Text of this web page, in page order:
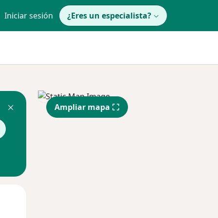
Iniciar sesión ¿Eres un especialista?
Ampliar mapa